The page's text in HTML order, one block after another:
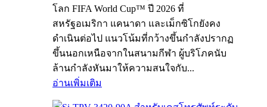
โลก FIFA World Cup™ ปี 2026 ที่
สหรัฐอเมริกา แคนาดา และเม็กซิโกยังคง
ดำเนินต่อไป แนวโน้มที่กว้างขึ้นกำลังปรากฏ
ขึ้นนอกเหนือจากในสนามกีฬา ผู้บริโภคนับ
ล้านกำลังหันมาให้ความสนใจกับ...
อ่านเพิ่มเติม